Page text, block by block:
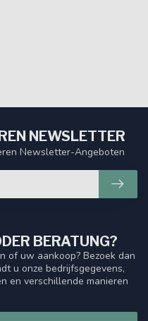
BERATUNG?
of uw aankoop? Bezoek dan
u onze bedrijfsgegevens,
en verschillende manieren
NEWSLETTER
Newsletter-Angeboten